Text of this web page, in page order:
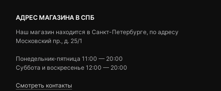
АДРЕС МАГАЗИНА В СПБ
Наш магазин находится в Санкт-Петербурге, по адресу
Московский пр., д. 25/1
Понедельник-пятница 11:00 — 20:00
Суббота и воскресенье 12:00 — 20:00
Смотреть контакты